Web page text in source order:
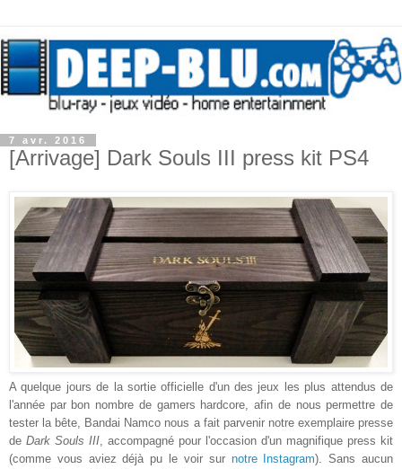
7 avr. 2016
[Arrivage] Dark Souls III press kit PS4
A quelque jours de la sortie officielle d'un des jeux les plus attendus de
l'année par bon nombre de gamers hardcore, afin de nous permettre de
tester la bête, Bandai Namco nous a fait parvenir notre exemplaire presse
de Dark Souls III, accompagné pour l'occasion d'un magnifique press kit
(comme vous aviez déjà pu le voir sur notre Instagram).Sans aucun